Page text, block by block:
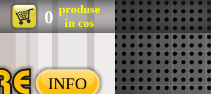
0 produse
in cos
INFO